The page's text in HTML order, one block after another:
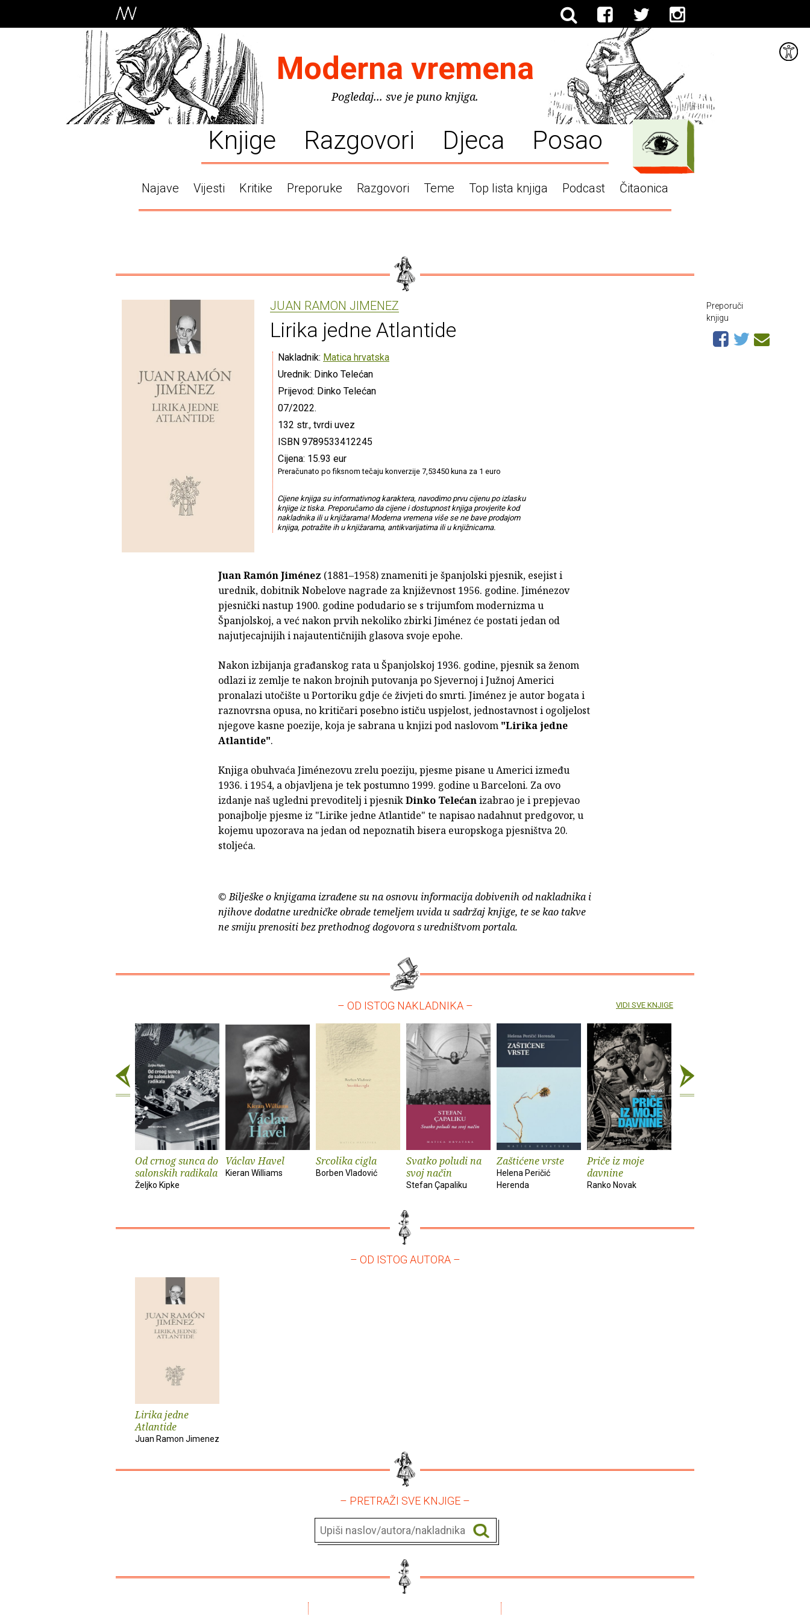
Moderna vremena
Pogledaj... sve je puno knjiga.
Knjige Razgovori Djeca Posao
Najave Vijesti Kritike Preporuke Razgovori Teme Top lista knjiga Podcast Čitaonica
JUAN RAMON JIMENEZ
Lirika jedne Atlantide
Nakladnik: Matica hrvatska
Urednik: Dinko Telećan
Prijevod: Dinko Telećan
07/2022.
132 str., tvrdi uvez
ISBN 9789533412245
Cijena: 15.93 eur
Preračunato po fiksnom tečaju konverzije 7,53450 kuna za 1 euro
Cijene knjiga su informativnog karaktera, navodimo prvu cijenu po izlasku
knjige iz tiska. Preporučamo da cijene i dostupnost knjiga provjerite kod
nakladnika ili u knjižarama! Moderna vremena više se ne bave prodajom
knjiga, potražite ih u knjižarama, antikvarijatima ili u knjižnicama.
Juan Ramón Jiménez (1881–1958) znameniti je španjolski pjesnik, esejist i
urednik, dobitnik Nobelove nagrade za književnost 1956. godine. Jiménezov
pjesnički nastup 1900. godine podudario se s trijumfom modernizma u
Španjolskoj, a već nakon prvih nekoliko zbirki Jiménez će postati jedan od
najutjecajnijih i najautentičnijih glasova svoje epohe.
Nakon izbijanja građanskog rata u Španjolskoj 1936. godine, pjesnik sa ženom
odlazi iz zemlje te nakon brojnih putovanja po Sjevernoj i Južnoj Americi
pronalazi utočište u Portoriku gdje će živjeti do smrti. Jiménez je autor bogata i
raznovrsna opusa, no kritičari posebno ističu uspjelost, jednostavnost i ogoljelost
njegove kasne poezije, koja je sabrana u knjizi pod naslovom "Lirika jedne
Atlantide".
Knjiga obuhvaća Jiménezovu zrelu poeziju, pjesme pisane u Americi između
1936. i 1954, a objavljena je tek postumno 1999. godine u Barceloni. Za ovo
izdanje naš ugledni prevoditelj i pjesnikDinko Telećanizabrao je i prepjevao
ponajbolje pjesme iz "Lirike jedne Atlantide" te napisao nadahnut predgovor, u
kojemu upozorava na jedan od nepoznatih bisera europskoga pjesništva 20.
stoljeća.
© Bilješke o knjigama izrađene su na osnovu informacija dobivenih od nakladnika i
njihove dodatne uredničke obrade temeljem uvida u sadržaj knjige, te se kao takve
ne smiju prenositi bez prethodnog dogovora s uredništvom portala.
Preporuči
knjigu
– OD ISTOG NAKLADNIKA –
Od crnog sunca do
salonskih radikala
Željko Kipke
Václav Havel
Kieran Williams
Srcolika cigla
Borben Vladović
Svatko poludi na
svoj način
Stefan Çapaliku
Zaštićene vrste
Helena Peričić
Herenda
Priče iz moje
davnine
Ranko Novak
VIDI SVE KNJIGE
– OD ISTOG AUTORA –
Lirika jedne
Atlantide
Juan Ramon Jimenez
– PRETRAŽI SVE KNJIGE –